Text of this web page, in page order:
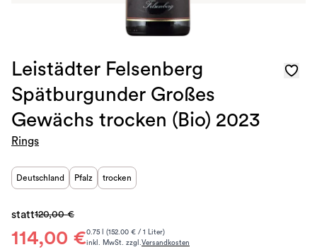
Leistädter Felsenberg
Spätburgunder Großes
Gewächs trocken (Bio) 2023
Rings
Deutschland Pfalz trocken
114,00 €
statt120,00 €
0.75 l (152.00 € / 1 Liter)
inkl. MwSt. zzgl.Versandkosten